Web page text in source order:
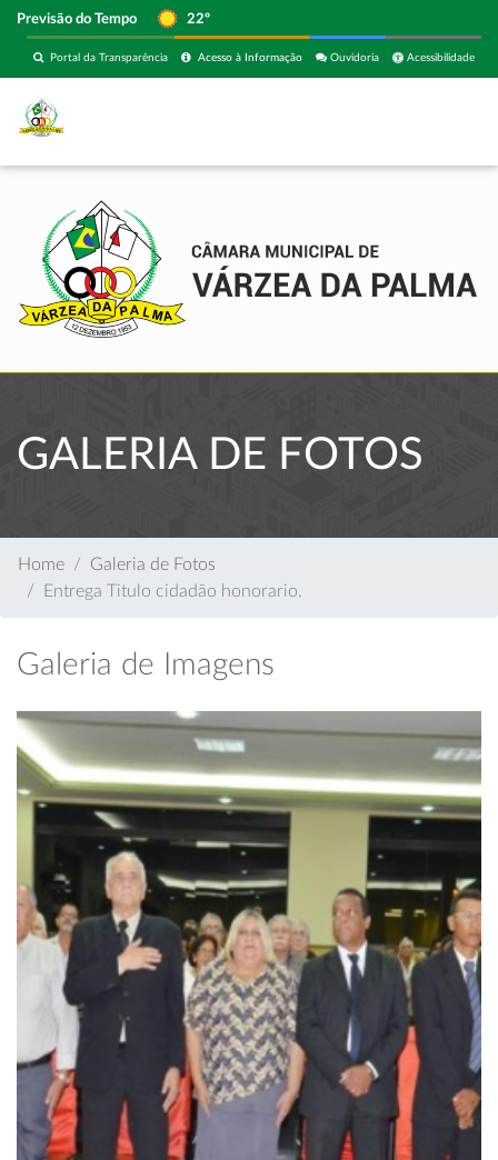
Previsão do Tempo 22º
Acessibilidade
Ouvidoria
Acesso à Informação
Portal da Transparência
GALERIA DE FOTOS
Home
Galeria de Fotos
Entrega Titulo cidadão honorario.
Galeria de Imagens